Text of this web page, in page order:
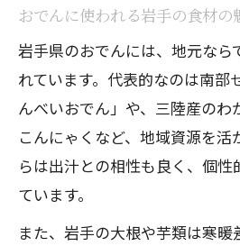
おでんに使われる岩手の食材の
岩手県のおでんには、地元なら
れています。代表的なのは南部
んべいおでん」や、三陸産のわ
こんにゃくなど、地域資源を活
らは出汁との相性も良く、個
ています。
また、岩手の大根や芋類は寒